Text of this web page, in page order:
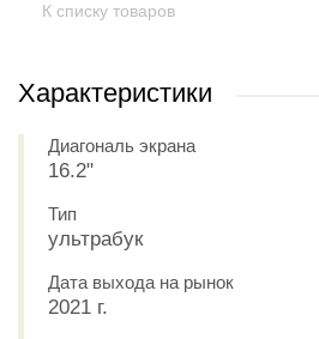
К списку товаров
Характеристики
Диагональ экрана
16.2"
Тип
ультрабук
Дата выхода на рынок
2021 г.